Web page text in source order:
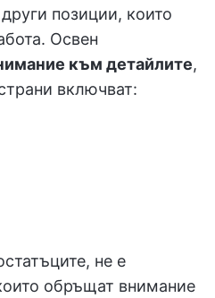
позиции, които
Освен
към детайлите,
включват:
не е
обръщат внимание